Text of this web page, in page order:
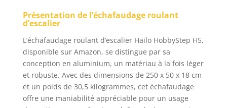
Présentation de l’échafaudage roulant
d’escalier
L’échafaudage roulant d’escalier Hailo HobbyStep H5,
disponible sur Amazon, se distingue par sa
conception en aluminium, un matériau à la fois léger
et robuste. Avec des dimensions de 250 x 50 x 18 cm
et un poids de 30,5 kilogrammes, cet échafaudage
offre une maniabilité appréciable pour un usage